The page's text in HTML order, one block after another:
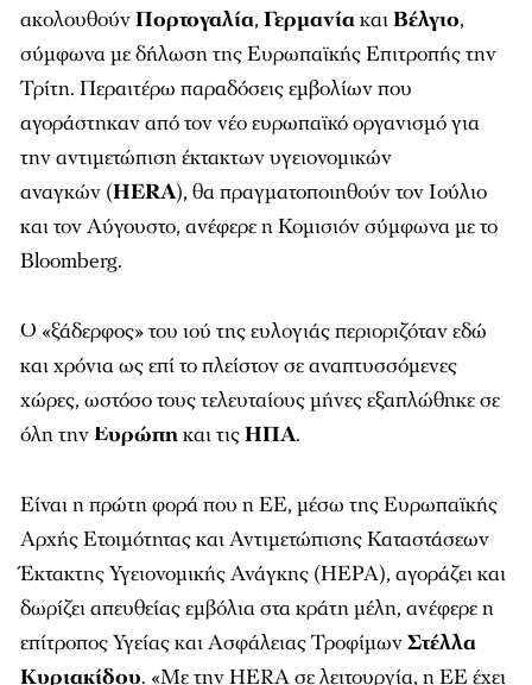
ακολουθούνΠορτογαλία, ΓερμανίακαιΒέλγιο,
σύμφωνα με δήλωση της Ευρωπαϊκής Επιτροπής την
Τρίτη. Περαιτέρω παραδόσεις εμβολίων που
αγοράστηκαν από τον νέο ευρωπαϊκό οργανισμό για
την αντιμετώπιση έκτακτων υγειονομικών
αναγκών (HERA), θα πραγματοποιηθούν τον Ιούλιο
και τον Αύγουστο, ανέφερε η Κομισιόν σύμφωνα με το
Bloomberg.
Ο «ξάδερφος» του ιού της ευλογιάς περιοριζόταν εδώ
και χρόνια ως επί το πλείστον σε αναπτυσσόμενες
χώρες, ωστόσο τους τελευταίους μήνες εξαπλώθηκε σε
όλη τηνΕυρώπηκαι τιςΗΠΑ.
Είναι η πρώτη φορά που η ΕΕ, μέσω της Ευρωπαϊκής
Αρχής Ετοιμότητας και Αντιμετώπισης Καταστάσεων
Έκτακτης Υγειονομικής Ανάγκης (ΗΕΡΑ), αγοράζει και
δωρίζει απευθείας εμβόλια στα κράτη μέλη, ανέφερε η
επίτροπος Υγείας και Ασφάλειας ΤροφίμωνΣτέλλα
Κυριακίδου. «Με την HERA σε λειτουργία, η ΕΕ έχει